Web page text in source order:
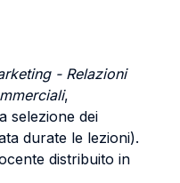
- Relazioni
,
selezione dei
durate le lezioni).
distribuito in